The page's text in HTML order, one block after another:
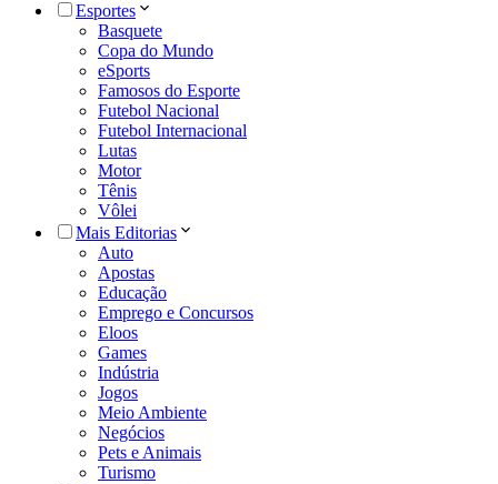
Esportes
Basquete
Copa do Mundo
eSports
Famosos do Esporte
Futebol Nacional
Futebol Internacional
Lutas
Motor
Tênis
Vôlei
Mais Editorias
Auto
Apostas
Educação
Emprego e Concursos
Eloos
Games
Indústria
Jogos
Meio Ambiente
Negócios
Pets e Animais
Turismo